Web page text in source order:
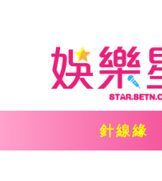
針線緣